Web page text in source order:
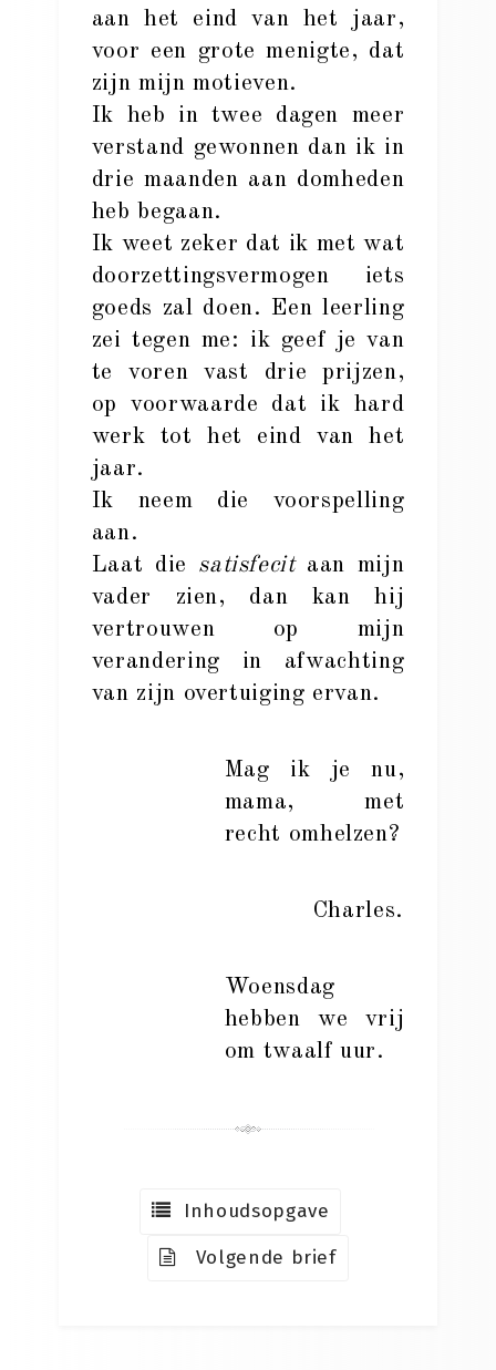
aan het eind van het jaar,
voor een grote menigte, dat
zijn mijn motieven.
Ik heb in twee dagen meer
verstand gewonnen dan ik in
drie maanden aan domheden
heb begaan.
Ik weet zeker dat ik met wat
doorzettingsvermogen iets
goeds zal doen. Een leerling
zei tegen me: ik geef je van
te voren vast drie prijzen,
op voorwaarde dat ik hard
werk tot het eind van het
jaar.
Ik neem die voorspelling
aan.
Laat die satisfecitaan mijn
vader zien, dan kan hij
vertrouwen op mijn
verandering in afwachting
van zijn overtuiging ervan.
Mag ik je nu,
mama, met
recht omhelzen?
Charles.
Woensdag
hebben we vrij
om twaalf uur.
Inhoudsopgave
Volgende brief